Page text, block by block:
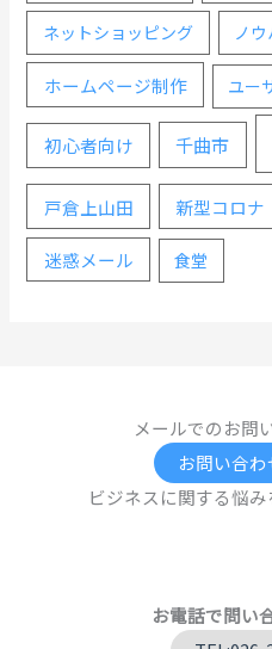
ネットショッピング ノ
ホームページ制作 ユー
初心者向け 千曲市
戸倉上山田 新型コロナ
迷惑メール 食堂
メールでのお問
お問い合
ビジネスに関する悩み
お電話で問い